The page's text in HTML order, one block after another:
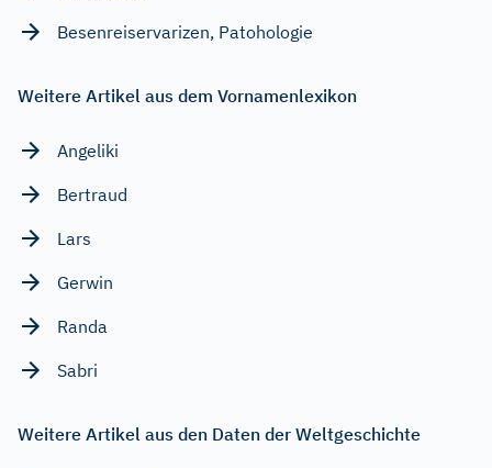
Besenreiservarizen, Patohologie
Weitere Artikel aus dem Vornamenlexikon
Angeliki
Bertraud
Lars
Gerwin
Randa
Sabri
Weitere Artikel aus den Daten der Weltgeschichte